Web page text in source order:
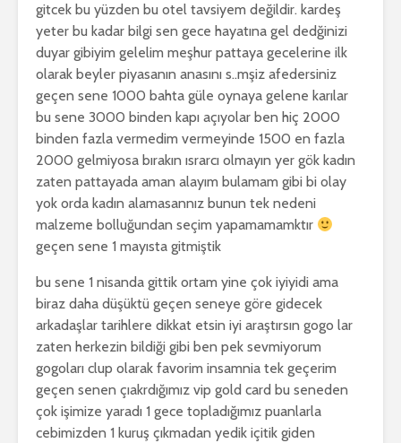
gitcek bu yüzden bu otel tavsiyem değildir. kardeş
yeter bu kadar bilgi sen gece hayatına gel dedğinizi
duyar gibiyim gelelim meşhur pattaya gecelerine ilk
olarak beyler piyasanın anasını s..mşiz afedersiniz
geçen sene 1000 bahta güle oynaya gelene karılar
bu sene 3000 binden kapı açıyolar ben hiç 2000
binden fazla vermedim vermeyinde 1500 en fazla
2000 gelmiyosa bırakın ısrarcı olmayın yer gök kadın
zaten pattayada aman alayım bulamam gibi bi olay
yok orda kadın alamasannız bunun tek nedeni
malzeme bolluğundan seçim yapamamamktır
geçen sene 1 mayısta gitmiştik
bu sene 1 nisanda gittik ortam yine çok iyiyidi ama
biraz daha düşüktü geçen seneye göre gidecek
arkadaşlar tarihlere dikkat etsin iyi araştırsın gogo lar
zaten herkezin bildiği gibi ben pek sevmiyorum
gogoları clup olarak favorim insamnia tek geçerim
geçen senen çıakrdığımız vip gold card bu seneden
çok işimize yaradı 1 gece topladığımız puanlarla
cebimizden 1 kuruş çıkmadan yedik içitik giden